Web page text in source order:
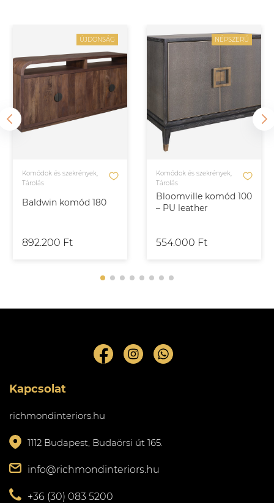
ÚJDONSÁG
Baldwin komód 180
Komódok és szekrények,
Tárolás
892.200 Ft
NÉPSZERŰ
Bloomville komód 100
– PU leather
Komódok és szekrények,
Tárolás
554.000 Ft
Kapcsolat
richmondinteriors.hu
1112 Budapest, Budaörsi út 165.
info@richmondinteriors.hu
+36 (30) 083 5200